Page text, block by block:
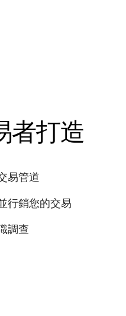
者打造
易管道
行銷您的交易
調查
程
Link 提供
智慧的力量
現
動決策
的資料
現更深入的見解
的方法
隱私控制